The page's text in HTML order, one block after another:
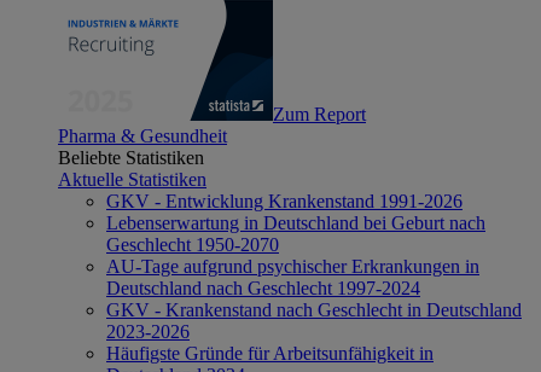
Zum Report
Pharma & Gesundheit
Beliebte Statistiken
Aktuelle Statistiken
GKV - Entwicklung Krankenstand 1991-2026
Lebenserwartung in Deutschland bei Geburt nach
Geschlecht 1950-2070
AU-Tage aufgrund psychischer Erkrankungen in
Deutschland nach Geschlecht 1997-2024
GKV - Krankenstand nach Geschlecht in Deutschland
2023-2026
Häufigste Gründe für Arbeitsunfähigkeit in